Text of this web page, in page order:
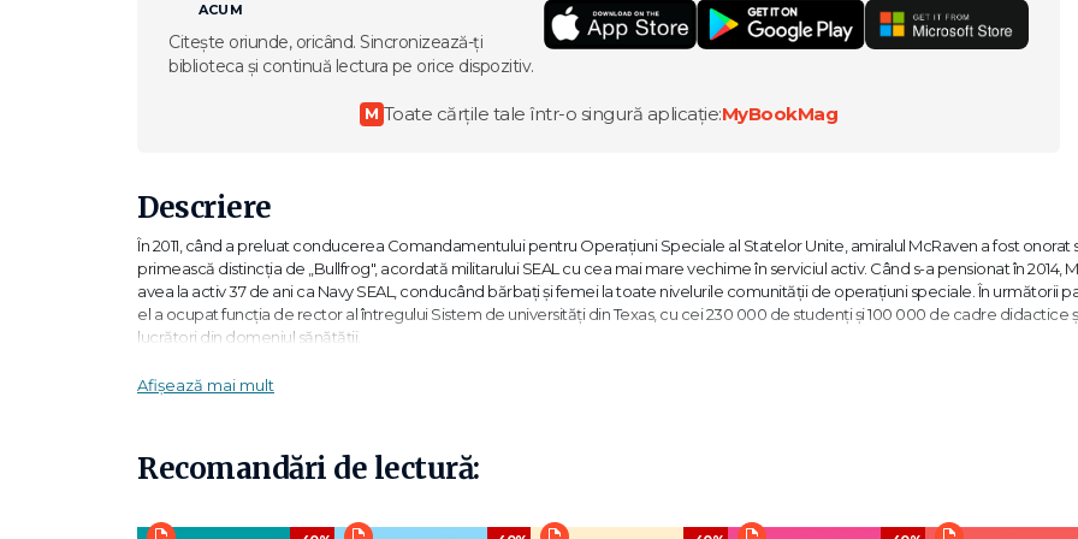
ACUM
Citește oriunde, oricând. Sincronizează-ți
biblioteca și continuă lectura pe orice dispozitiv.
M Toate cărțile tale într-o singură aplicație:MyBookMag
Descriere
În 2011, când a preluat conducerea Comandamentului pentru Operațiuni Speciale al Statelor Unite, amiralul McRaven a fost onorat
primească distincția de „Bullfrog", acordată militarului SEAL cu cea mai mare vechime în serviciul activ. Când s-a pensionat în 2014,
avea la activ 37 de ani ca Navy SEAL, conducând bărbați și femei la toate nivelurile comunității de operațiuni speciale. În următorii
el a ocupat funcția de rector al întregului Sistem de universități din Texas, cu cei 230 000 de studenți și 100 000 de cadre didactice
lucrători din domeniul sănătății.
Pe parcursul acestor patru decenii, amiralul McRaven s-a confruntat cu toate provocările imaginabile în materie de conducere, de la
Înțelepciunea unui bullfrog se bazează pe aceste experiențe și pe nenumărate altele din viața incredibilă a amiralului McRaven,
situații de criză, controverse de management, tranziții organizaționale și dileme etice, pentru a oferi cititorilor cele mai importante
Afișează mai mult
Recomandări de lectură: